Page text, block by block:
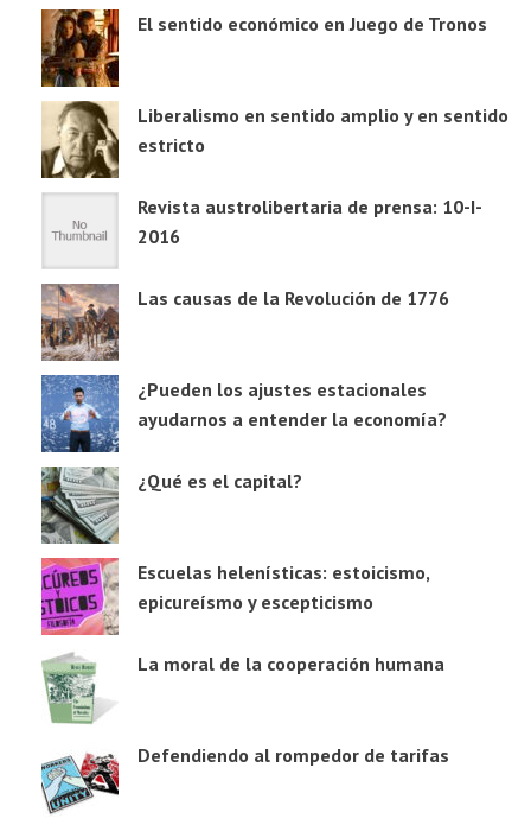
El sentido económico en Juego de Tronos
Liberalismo en sentido amplio y en sentido
estricto
Revista austrolibertaria de prensa: 10-I-
2016
Las causas de la Revolución de 1776
¿Pueden los ajustes estacionales
ayudarnos a entender la economía?
¿Qué es el capital?
Escuelas helenísticas: estoicismo,
epicureísmo y escepticismo
La moral de la cooperación humana
Defendiendo al rompedor de tarifas